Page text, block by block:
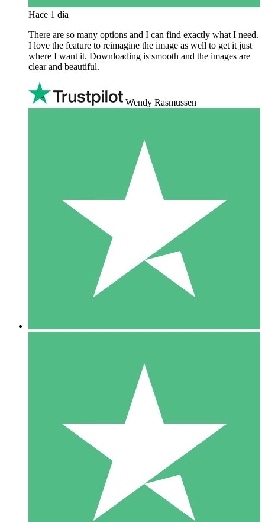
Hace 1 día
There are so many options and I can find exactly what I need.
I love the feature to reimagine the image as well to get it just
where I want it. Downloading is smooth and the images are
clear and beautiful.
Wendy Rasmussen